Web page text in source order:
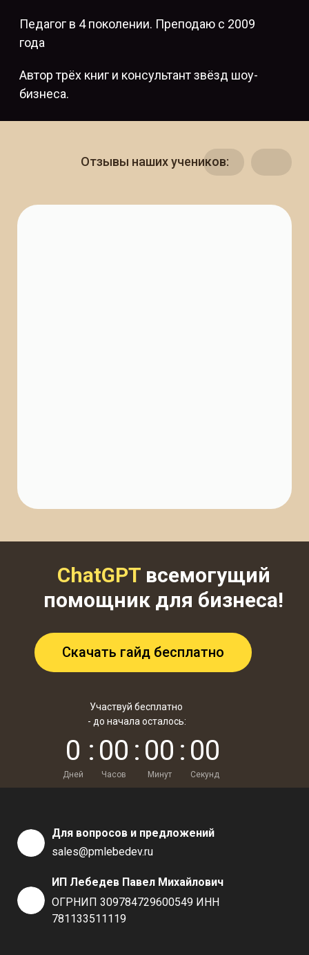
Педагог в 4 поколении. Преподаю с 2009
года
Автор трёх книг и консультант звёзд шоу-
бизнеса.
Отзывы наших учеников:
0
Дней
: 00
Часов
: 00
Минут
: 00
Секунд
Скачать гайд бесплатно
Участвуй бесплатно
- до начала осталось:
ChatGPTвсемогущий
помощник для бизнеса!
Для вопросов и предложений
sales@pmlebedev.ru
ИП Лебедев Павел Михайлович
ОГРНИП 309784729600549 ИНН
781133511119